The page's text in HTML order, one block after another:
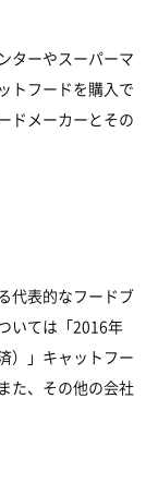
ターやスーパーマ
トフードを購入で
ドメーカーとその
代表的なフードブ
いては「2016年
）」キャットフー
た、その他の会社